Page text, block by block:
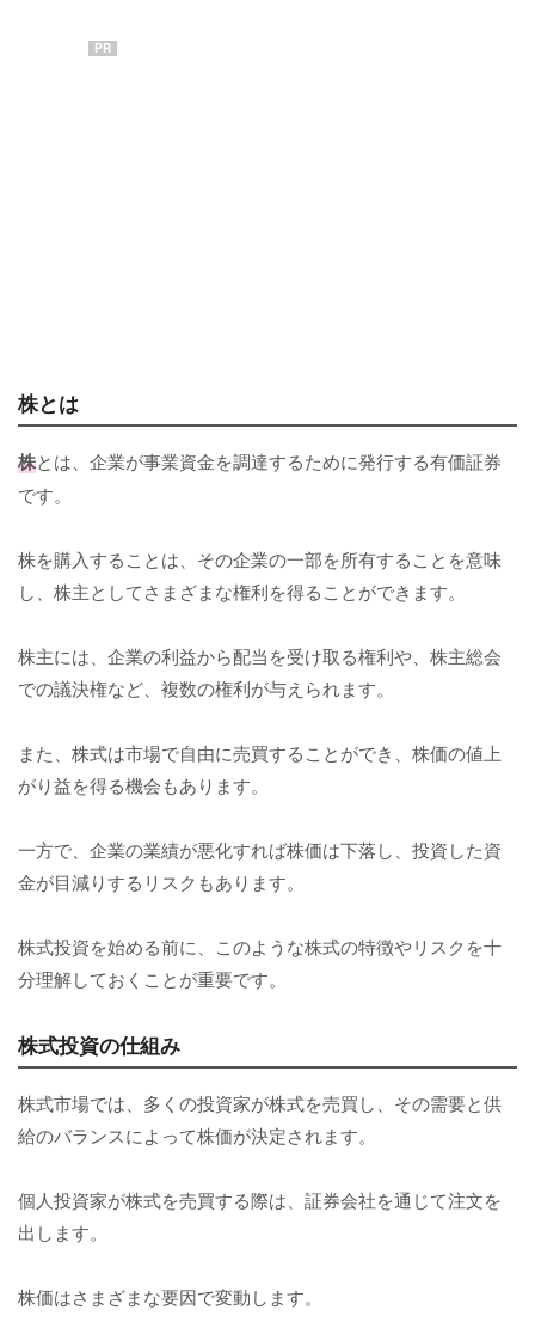
PR
株とは
株とは、企業が事業資金を調達するために発行する有価証券
です。
株を購入することは、その企業の一部を所有することを意味
し、株主としてさまざまな権利を得ることができます。
株主には、企業の利益から配当を受け取る権利や、株主総会
での議決権など、複数の権利が与えられます。
また、株式は市場で自由に売買することができ、株価の値上
がり益を得る機会もあります。
一方で、企業の業績が悪化すれば株価は下落し、投資した資
金が目減りするリスクもあります。
株式投資を始める前に、このような株式の特徴やリスクを十
分理解しておくことが重要です。
株式投資の仕組み
株式市場では、多くの投資家が株式を売買し、その需要と供
給のバランスによって株価が決定されます。
個人投資家が株式を売買する際は、証券会社を通じて注文を
出します。
株価はさまざまな要因で変動します。